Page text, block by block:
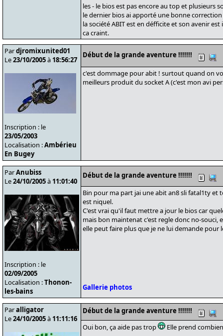
les - le bios est pas encore au top et plusieurs
le dernier bios ai apporté une bonne correction
la société ABIT est en défficite et son avenir
ca craint.
Pardjromixunited01
Le23/10/2005à 18:56:27
Inscription : le
23/05/2003
Localisation :Ambérieu
En Bugey
Début de la grande aventure !!!!!!!
c'est dommage pour abit ! surtout quand on
meilleurs produit du socket A (c'est mon avi
ParAnubiss
Le24/10/2005à 11:01:40
Inscription : le
02/09/2005
Localisation :Thonon-
les-bains
Début de la grande aventure !!!!!!!
Bin pour ma part jai une abit an8 sli fatal1ty et
est niquel.
C'est vrai qu'il faut mettre a jour le bios car
mais bon maintenat c'est regle donc no-souci,
elle peut faire plus que je ne lui demande pour
Gallerie photos
Paralligator
Le24/10/2005à 11:11:16
Début de la grande aventure !!!!!!!
Oui bon, ça aide pas trop
Elle prend